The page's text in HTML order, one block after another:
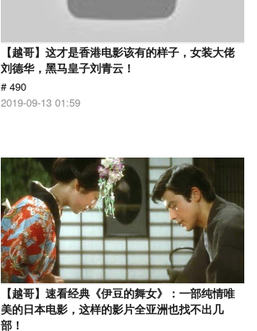
【越哥】这才是香港电影该有的样子，女装大佬
刘德华，黑马皇子刘青云！
# 490
2019-09-13 01:59
【越哥】速看经典《伊豆的舞女》：一部纯情唯
美的日本电影，这样的影片全亚洲也找不出几
部！